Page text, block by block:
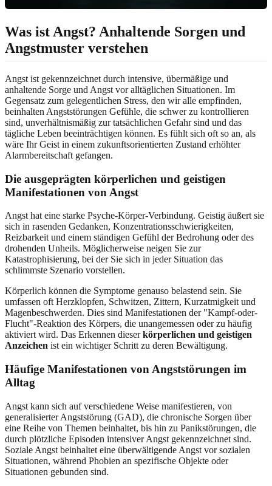
Was ist Angst? Anhaltende Sorgen und
Angstmuster verstehen
Angst ist gekennzeichnet durch intensive, übermäßige und
anhaltende Sorge und Angst vor alltäglichen Situationen. Im
Gegensatz zum gelegentlichen Stress, den wir alle empfinden,
beinhalten Angststörungen Gefühle, die schwer zu kontrollieren
sind, unverhältnismäßig zur tatsächlichen Gefahr sind und das
tägliche Leben beeinträchtigen können. Es fühlt sich oft so an, als
wäre Ihr Geist in einem zukunftsorientierten Zustand erhöhter
Alarmbereitschaft gefangen.
Die ausgeprägten körperlichen und geistigen
Manifestationen von Angst
Angst hat eine starke Psyche-Körper-Verbindung. Geistig äußert sie
sich in rasenden Gedanken, Konzentrationsschwierigkeiten,
Reizbarkeit und einem ständigen Gefühl der Bedrohung oder des
drohenden Unheils. Möglicherweise neigen Sie zur
Katastrophisierung, bei der Sie sich in jeder Situation das
schlimmste Szenario vorstellen.
Körperlich können die Symptome genauso belastend sein. Sie
umfassen oft Herzklopfen, Schwitzen, Zittern, Kurzatmigkeit und
Magenbeschwerden. Dies sind Manifestationen der "Kampf-oder-
Flucht"-Reaktion des Körpers, die unangemessen oder zu häufig
aktiviert wird. Das Erkennen dieserkörperlichen und geistigen
Anzeichen ist ein wichtiger Schritt zu deren Bewältigung.
Häufige Manifestationen von Angststörungen im
Alltag
Angst kann sich auf verschiedene Weise manifestieren, von
generalisierter Angststörung (GAD), die chronische Sorgen über
eine Reihe von Themen beinhaltet, bis hin zu Panikstörungen, die
durch plötzliche Episoden intensiver Angst gekennzeichnet sind.
Soziale Angst beinhaltet eine überwältigende Angst vor sozialen
Situationen, während Phobien an spezifische Objekte oder
Situationen gebunden sind.